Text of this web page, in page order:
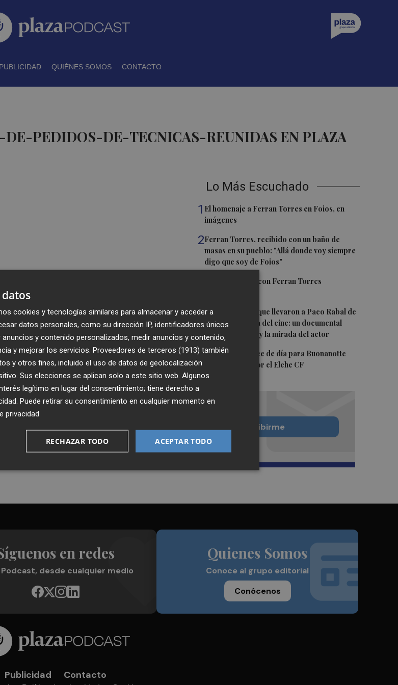
PUBLICIDAD QUIÉNES SOMOS CONTACTO
DE-PEDIDOS-DE-TECNICAS-REUNIDAS EN PLAZA
Lo Más Escuchado
1 El homenaje a Ferran Torres en Foios, en
imágenes
2Ferran Torres, recibido con un baño de
masas en su pueblo: "Allá donde voy siempre
digo que soy de Foios"
Foios se vuelca con Ferran Torres
4Las '200 vidas' que llevaron a Paco Rabal de
Águilas a la cima del cine: un documental
recupera la voz y la mirada del actor
5Y también se hace de día para Buonanotte
con su fichaje por el Elche CF
la actualidad de
Podcast en tu correo
Quiero suscribirme
en redes
Podcast, desde cualquier medio
Quienes Somos
Conoce al grupo editorial
Conócenos
Publicidad Contacto
datos
cookies y tecnologías similares para almacenar y acceder a
datos personales, como su dirección IP, identificadores únicos
y contenido personalizados, medir anuncios y contenido,
y mejorar los servicios. Proveedores de terceros (1913) también
y otros fines, incluido el uso de datos de geolocalización
Sus elecciones se aplican solo a este sitio web. Algunos
legítimo en lugar del consentimiento; tiene derecho a
. Puede retirar su consentimiento en cualquier momento en
privacidad
ACEPTAR TODO
RECHAZAR TODO